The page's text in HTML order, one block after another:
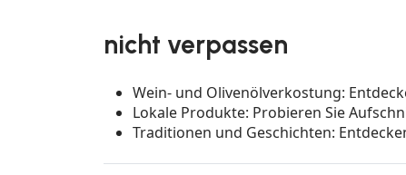
nicht verpassen
Wein- und Olivenölverkostung:
Lokale Produkte: Probieren Sie
Traditionen und Geschichten: